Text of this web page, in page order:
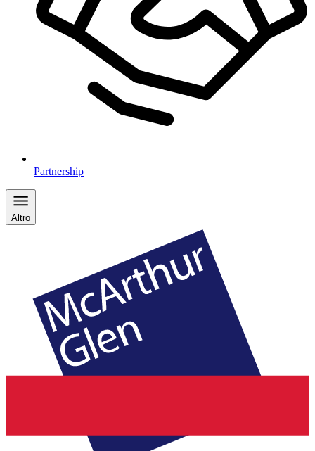
Partnership
Altro